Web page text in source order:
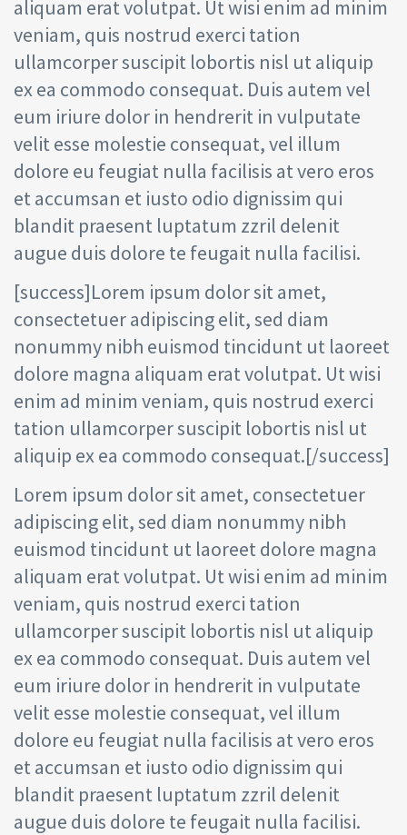
aliquam erat volutpat. Ut wisi enim ad minim
veniam, quis nostrud exerci tation
ullamcorper suscipit lobortis nisl ut aliquip
ex ea commodo consequat. Duis autem vel
eum iriure dolor in hendrerit in vulputate
velit esse molestie consequat, vel illum
dolore eu feugiat nulla facilisis at vero eros
et accumsan et iusto odio dignissim qui
blandit praesent luptatum zzril delenit
augue duis dolore te feugait nulla facilisi.
[success]Lorem ipsum dolor sit amet,
consectetuer adipiscing elit, sed diam
nonummy nibh euismod tincidunt ut laoreet
dolore magna aliquam erat volutpat. Ut wisi
enim ad minim veniam, quis nostrud exerci
tation ullamcorper suscipit lobortis nisl ut
aliquip ex ea commodo consequat.[/success]
Lorem ipsum dolor sit amet, consectetuer
adipiscing elit, sed diam nonummy nibh
euismod tincidunt ut laoreet dolore magna
aliquam erat volutpat. Ut wisi enim ad minim
veniam, quis nostrud exerci tation
ullamcorper suscipit lobortis nisl ut aliquip
ex ea commodo consequat. Duis autem vel
eum iriure dolor in hendrerit in vulputate
velit esse molestie consequat, vel illum
dolore eu feugiat nulla facilisis at vero eros
et accumsan et iusto odio dignissim qui
blandit praesent luptatum zzril delenit
augue duis dolore te feugait nulla facilisi.